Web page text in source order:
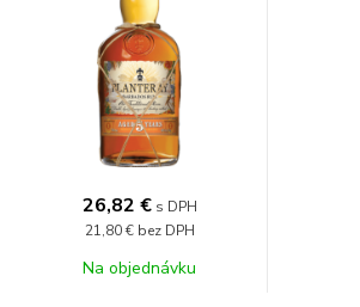
26,82 € s DPH
21,80 € bez DPH
Na objednávku